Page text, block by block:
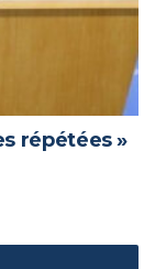
répétées »